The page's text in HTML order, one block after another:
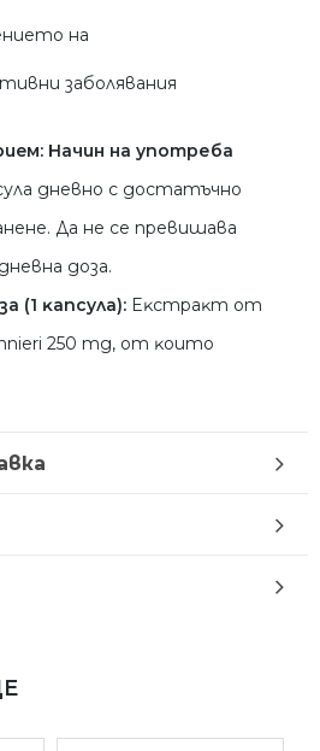
нa
зaбoлявaния
Начин на употреба
дневно с достатъчно
Да не се превишава
доза.
(1 ĸaпcyлa): Eĸcтpaĸт oт
250 mg, oт ĸoитo